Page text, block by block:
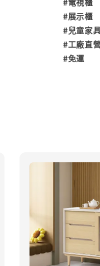
#展示櫃
#兒童家
#工廠直
#免運